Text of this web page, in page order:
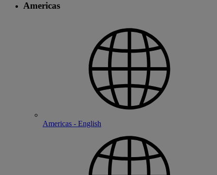
Americas
Americas - English